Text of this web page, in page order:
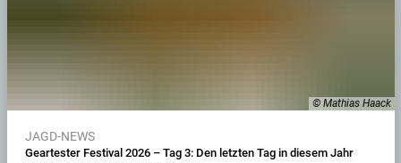
© Mathias Haack
JAGD-NEWS
Geartester Festival 2026 – Tag 3: Den letzten Tag in diesem Jahr